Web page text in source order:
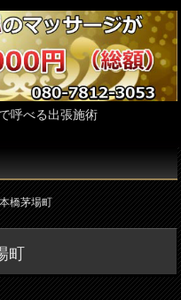
呼べる出張施術
橋茅場町
町